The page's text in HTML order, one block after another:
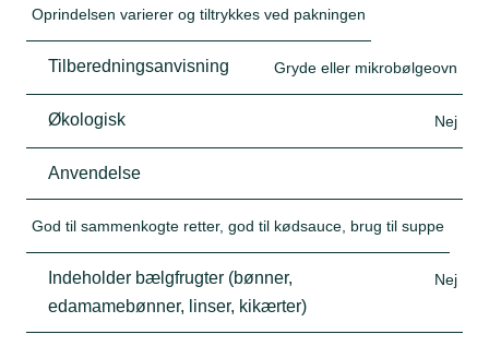
Oprindelsen varierer og tiltrykkes ved pakningen
Tilberedningsanvisning Gryde eller mikrobølgeovn
Økologisk Nej
Anvendelse
God til sammenkogte retter, god til kødsauce, brug til suppe
Indeholder bælgfrugter (bønner,
edamamebønner, linser, kikærter)
Nej